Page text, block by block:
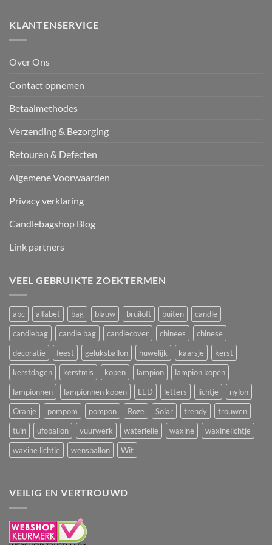
KLANTENSERVICE
Over Ons
Contact opnemen
Betaalmethodes
Verzending & Bezorging
Retouren & Defecten
Algemene Voorwaarden
Privacy verklaring
Candlebagshop Blog
Link partners
VEEL GEBRUIKTE ZOEKTERMEN
abc alfabet bag blauw bruiloft buiten
candle
candlebag
candle bag candlecover chinees
chinese
decoratie
feest geluksballon huwelijk kaarsje
kerst
kerstdagen
kerstmis kopen lampion
lampion kopen
lampionnen
lampionnen kopen LED letters lichtje
nylon
Oranje
pompom pompon Roze Solar trendy
trouwen
tuin
ufoballon vuurwerk waterlelie waxine
waxinelichtje
waxine lichtje
wensballon Wit
VEILIG EN VERTROUWD